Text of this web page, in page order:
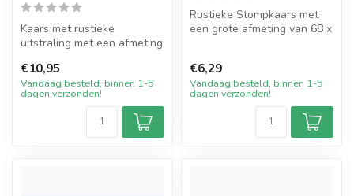
Kaars met rustieke
uitstraling met een afmeting
10 cm ...
€10,95
Vandaag besteld, binnen 1-5
dagen verzonden!
Rustieke Stompkaars met
een grote afmeting van 68 x
€6,29
Vandaag besteld, binnen 1-5
dagen verzonden!